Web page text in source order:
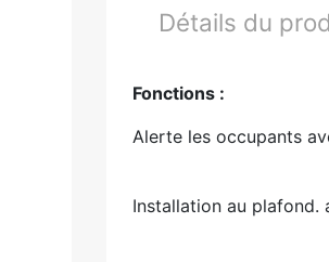
Détails du
Fonctions :
Alerte les occupants
Installation au plafond.